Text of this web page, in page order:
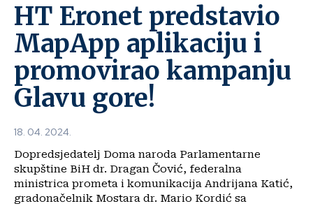
HT Eronet predstavio
MapApp aplikaciju i
promovirao kampanju
Glavu gore!
18. 04. 2024.
Dopredsjedatelj Doma naroda Parlamentarne
skupštine BiH dr. Dragan Čović, federalna
ministrica prometa i komunikacija Andrijana Katić,
gradonačelnik Mostara dr. Mario Kordić sa